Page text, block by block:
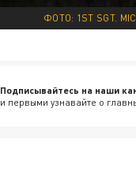
ФОТО: 1ST SGT.
Подписывайтесь на наши
и первыми узнавайте о